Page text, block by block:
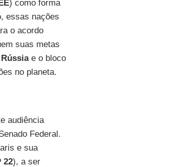
) como forma
essas nações
o acordo
suas metas
Rússiae o bloco
no planeta.
audiência
Federal.
e sua
22), a ser